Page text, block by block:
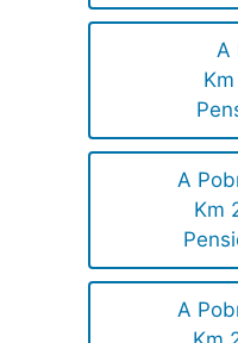
A
A
Km
A